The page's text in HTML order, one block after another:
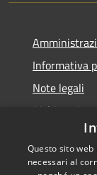
Informativa
Note legali
Questo sito
necessari al